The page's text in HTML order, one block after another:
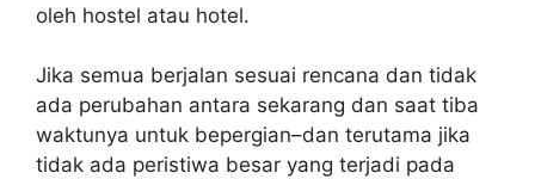
oleh hostel atau hotel.
Jika semua berjalan sesuai rencana dan tidak
ada perubahan antara sekarang dan saat tiba
waktunya untuk bepergian–dan terutama jika
tidak ada peristiwa besar yang terjadi pada